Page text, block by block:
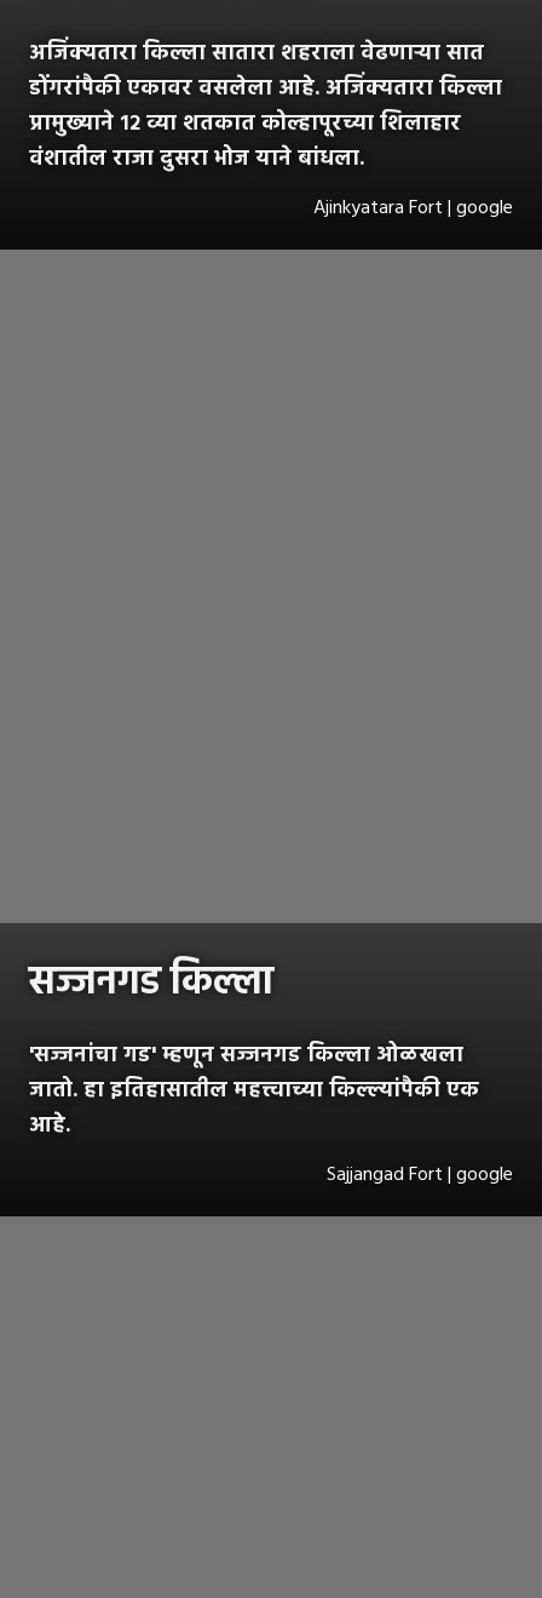
अजिंक्यतारा किल्ला सातारा शहराला वेढणाऱ्या सात
डोंगरांपैकी एकावर वसलेला आहे. अजिंक्यतारा किल्ला
प्रामुख्याने १२ व्या शतकात कोल्हापूरच्या शिलाहार
वंशातील राजा दुसरा भोज याने बांधला.
Ajinkyatara Fort | google
सज्जनगड किल्ला
'सज्जनांचा गड' म्हणून सज्जनगड किल्ला ओळखला
जातो. हा इतिहासातील महत्त्वाच्या किल्ल्यांपैकी एक
आहे.
Sajjangad Fort | google